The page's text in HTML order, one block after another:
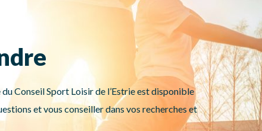
du Conseil Sport Loisir de l’Estrie est disponible
et vous conseiller dans vos recherches et